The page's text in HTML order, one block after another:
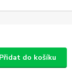
Přidat do košíku